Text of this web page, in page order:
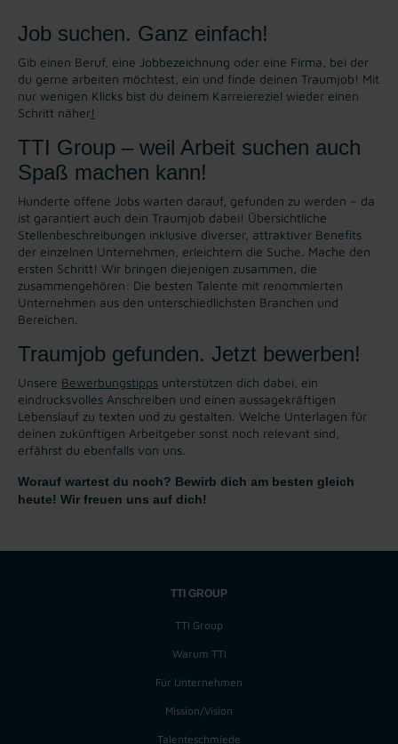
Job suchen. Ganz einfach!
Gib einen Beruf, eine Jobbezeichnung oder eine Firma, bei der
du gerne arbeiten möchtest, ein und finde deinen Traumjob! Mit
nur wenigen Klicks bist du deinem Karreiereziel wieder einen
Schritt näher!
TTI Group – weil Arbeit suchen auch
Spaß machen kann!
Hunderte offene Jobs warten darauf, gefunden zu werden – da
ist garantiert auch dein Traumjob dabei! Übersichtliche
Stellenbeschreibungen inklusive diverser, attraktiver Benefits
der einzelnen Unternehmen, erleichtern die Suche. Mache den
ersten Schritt! Wir bringen diejenigen zusammen, die
zusammengehören: Die besten Talente mit renommierten
Unternehmen aus den unterschiedlichsten Branchen und
Bereichen.
Traumjob gefunden. Jetzt bewerben!
Unsere Bewerbungstipps unterstützen dich dabei, ein
eindrucksvolles Anschreiben und einen aussagekräftigen
Lebenslauf zu texten und zu gestalten. Welche Unterlagen für
deinen zukünftigen Arbeitgeber sonst noch relevant sind,
erfährst du ebenfalls von uns.
Worauf wartest du noch? Bewirb dich am besten gleich
heute! Wir freuen uns auf dich!
TTI GROUP
TTI Group
Warum TTI
Für Unternehmen
Mission/Vision
Talenteschmiede